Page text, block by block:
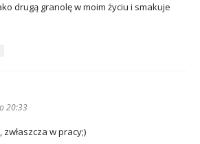
drugą granolę w moim życiu i smakuje
20:33
w pracy;)